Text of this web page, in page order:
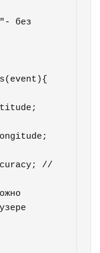
//